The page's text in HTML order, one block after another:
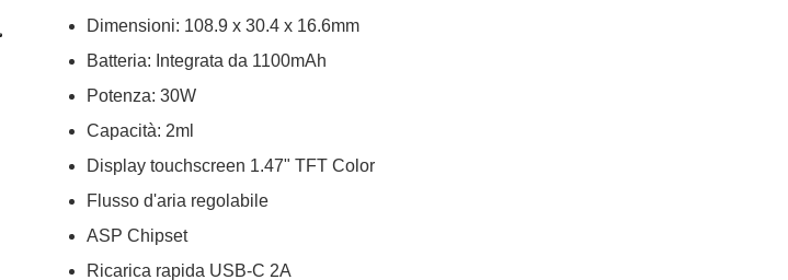
Dimensioni: 108.9 x 30.4 x 16.6mm
Batteria: Integrata da 1100mAh
Potenza: 30W
Capacità: 2ml
Display touchscreen 1.47" TFT Color
Flusso d'aria regolabile
ASP Chipset
Ricarica rapida USB-C 2A